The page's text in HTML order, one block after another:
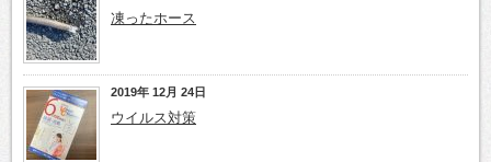
凍ったホース
2019年 12月 24日
ウイルス対策